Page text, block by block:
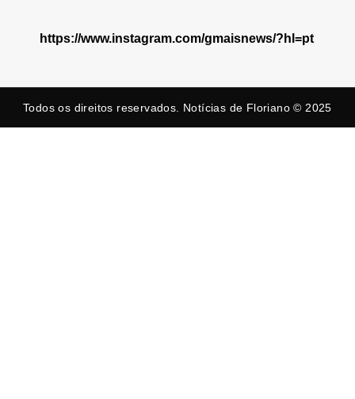
https://www.instagram.com/gmaisnews/?hl=pt
Todos os direitos reservados. Notícias de Floriano © 2025